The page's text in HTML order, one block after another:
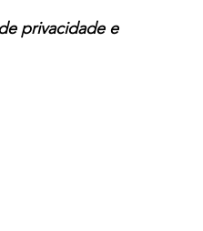
privacidade e